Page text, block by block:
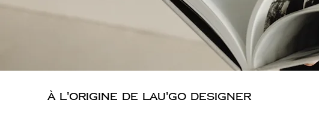
À L'ORIGINE DE LAU'GO DESIGNER